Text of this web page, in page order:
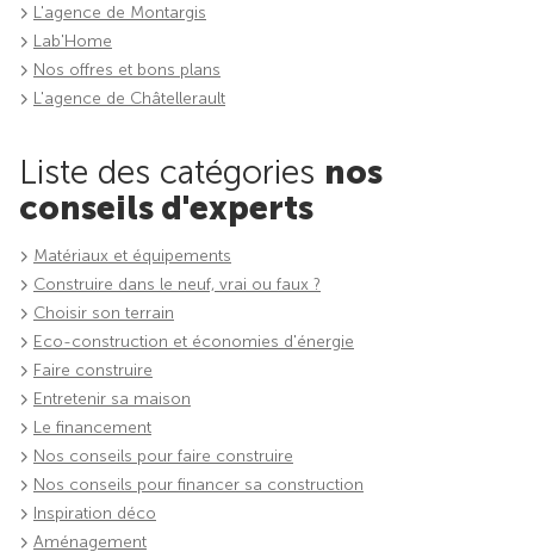
L'agence de Montargis
Lab'Home
Nos offres et bons plans
L'agence de Châtellerault
Liste des catégories nos
conseils d'experts
Matériaux et équipements
Construire dans le neuf, vrai ou faux ?
Choisir son terrain
Eco-construction et économies d'énergie
Faire construire
Entretenir sa maison
Le financement
Nos conseils pour faire construire
Nos conseils pour financer sa construction
Inspiration déco
Aménagement